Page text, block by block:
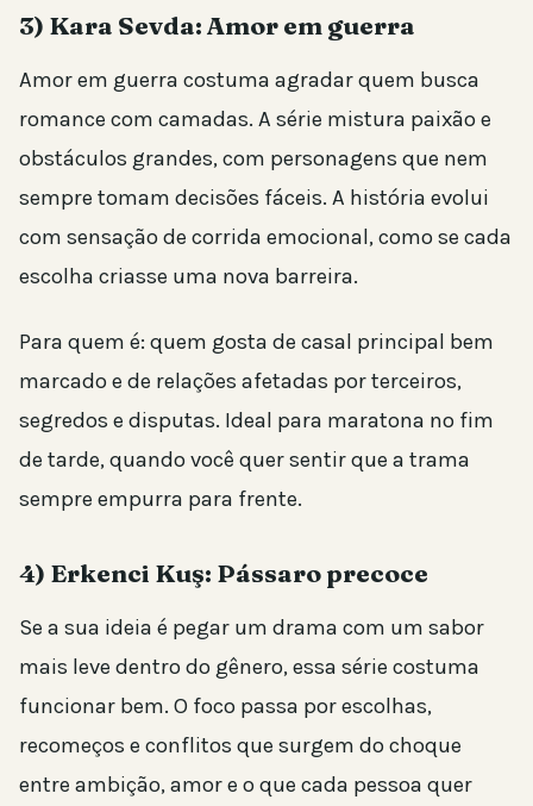
3) Kara Sevda: Amor em guerra
Amor em guerra costuma agradar quem busca
romance com camadas. A série mistura paixão e
obstáculos grandes, com personagens que nem
sempre tomam decisões fáceis. A história evolui
com sensação de corrida emocional, como se cada
escolha criasse uma nova barreira.
Para quem é: quem gosta de casal principal bem
marcado e de relações afetadas por terceiros,
segredos e disputas. Ideal para maratona no fim
de tarde, quando você quer sentir que a trama
sempre empurra para frente.
4) Erkenci Kuş: Pássaro precoce
Se a sua ideia é pegar um drama com um sabor
mais leve dentro do gênero, essa série costuma
funcionar bem. O foco passa por escolhas,
recomeços e conflitos que surgem do choque
entre ambição, amor e o que cada pessoa quer